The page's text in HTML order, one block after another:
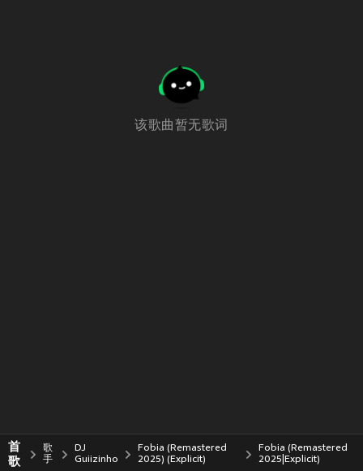
该歌曲暂无歌词
首
歌
歌
手
DJ
Guiizinho
Fobia (Remastered
2025) (Explicit)
Fobia (Remastered
2025|Explicit)